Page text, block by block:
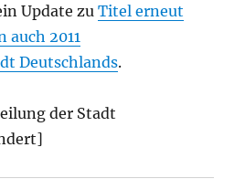
Update zuTitel erneut
2011
Deutschlands.
der Stadt